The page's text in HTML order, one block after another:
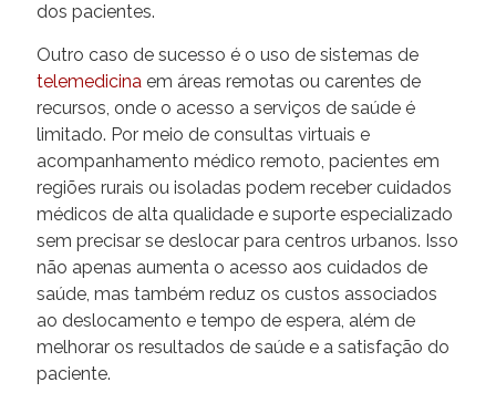
dos pacientes.
Outro caso de sucesso é o uso de sistemas de
telemedicina em áreas remotas ou carentes de
recursos, onde o acesso a serviços de saúde é
limitado. Por meio de consultas virtuais e
acompanhamento médico remoto, pacientes em
regiões rurais ou isoladas podem receber cuidados
médicos de alta qualidade e suporte especializado
sem precisar se deslocar para centros urbanos. Isso
não apenas aumenta o acesso aos cuidados de
saúde, mas também reduz os custos associados
ao deslocamento e tempo de espera, além de
melhorar os resultados de saúde e a satisfação do
paciente.